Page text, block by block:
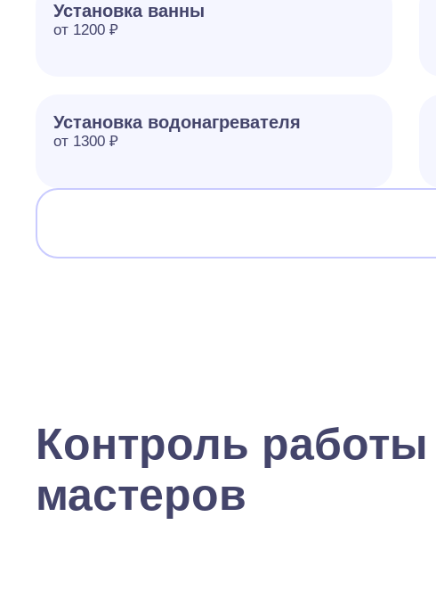
Установка ванны
от 1200 ₽
Установка водонагревателя
от 1300 ₽
Контроль работы
мастеров